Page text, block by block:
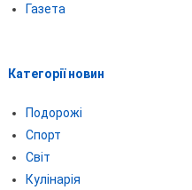
Газета
Категорії новин
Подорожі
Спорт
Світ
Кулінарія